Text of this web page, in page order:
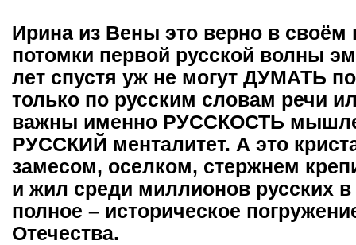
Ирина из Вены это верно в
потомки первой русской волны
лет спустя уж не могут ДУМАТЬ
только по русским словам речи
важны именно РУССКОСТЬ
РУССКИЙ менталитет. А это
замесом, оселком, стержнем
и жил среди миллионов русских
полное – историческое
Отечества.